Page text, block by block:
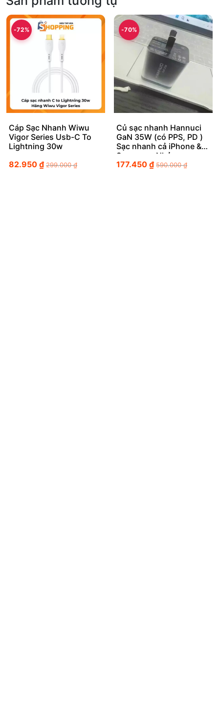
-72%
Cáp Sạc Nhanh Wiwu
Vigor Series Usb-C To
Lightning 30w
82.950 ₫ 299.000₫
-70%
Củ sạc nhanh Hannuci
GaN 35W (có PPS, PD )
Sạc nhanh cả iPhone &
Samsung: Nhỏ gọn, an
toàn, sạc nhanh tối ưu
177.450₫ 590.000₫